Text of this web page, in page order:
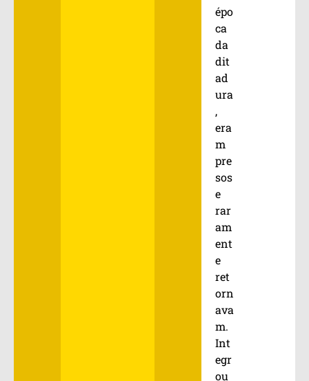
épo
ca
da
dit
ad
ura
,
era
m
pre
sos
e
rar
am
ent
e
ret
orn
ava
m.
Int
egr
ou